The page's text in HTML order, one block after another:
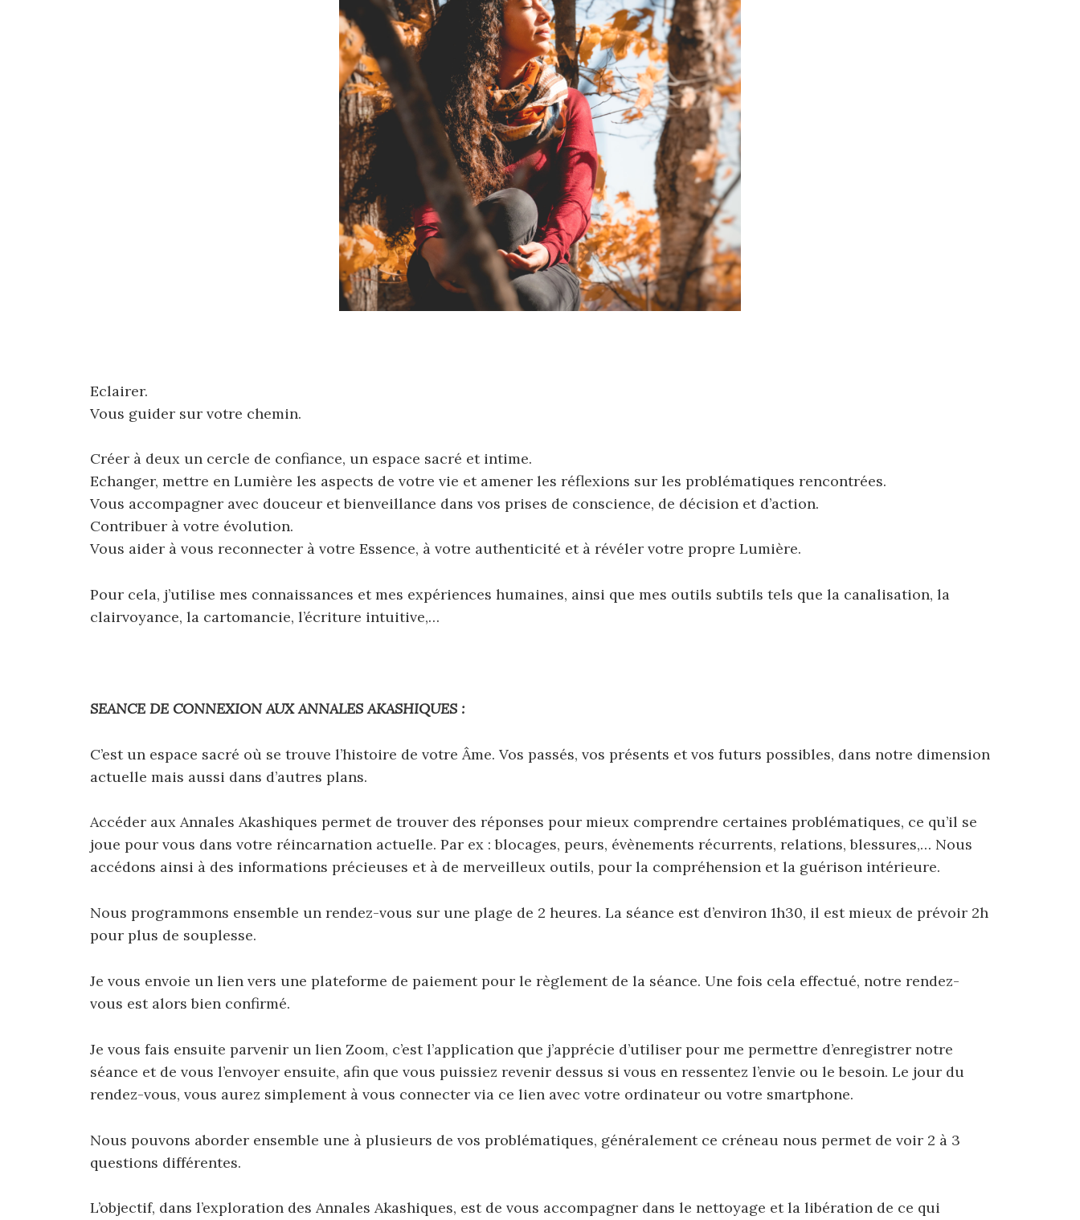
Eclairer.
Vous guider sur votre chemin.
Créer à deux un cercle de confiance, un espace sacré et intime.
Echanger, mettre en Lumière les aspects de votre vie et amener les réflexions sur les problématiques rencontrées.
Vous accompagner avec douceur et bienveillance dans vos prises de conscience, de décision et d’action.
Contribuer à votre évolution.
Vous aider à vous reconnecter à votre Essence, à votre authenticité et à révéler votre propre Lumière.
Pour cela, j’utilise mes connaissances et mes expériences humaines, ainsi que mes outils subtils tels que la canalisation, la
clairvoyance, la cartomancie, l’écriture intuitive,…
SEANCE DE CONNEXION AUX ANNALES AKASHIQUES :
C’est un espace sacré où se trouve l’histoire de votre Âme. Vos passés, vos présents et vos futurs possibles, dans notre dimension
actuelle mais aussi dans d’autres plans.
Accéder aux Annales Akashiques permet de trouver des réponses pour mieux comprendre certaines problématiques, ce qu’il se
joue pour vous dans votre réincarnation actuelle. Par ex : blocages, peurs, évènements récurrents, relations, blessures,… Nous
accédons ainsi à des informations précieuses et à de merveilleux outils, pour la compréhension et la guérison intérieure.
Nous programmons ensemble un rendez-vous sur une plage de 2 heures. La séance est d’environ 1h30, il est mieux de prévoir 2h
pour plus de souplesse.
Je vous envoie un lien vers une plateforme de paiement pour le règlement de la séance. Une fois cela effectué, notre rendez-
vous est alors bien confirmé.
Je vous fais ensuite parvenir un lien Zoom, c’est l’application que j’apprécie d’utiliser pour me permettre d’enregistrer notre
séance et de vous l’envoyer ensuite, afin que vous puissiez revenir dessus si vous en ressentez l’envie ou le besoin. Le jour du
rendez-vous, vous aurez simplement à vous connecter via ce lien avec votre ordinateur ou votre smartphone.
Nous pouvons aborder ensemble une à plusieurs de vos problématiques, généralement ce créneau nous permet de voir 2 à 3
questions différentes.
L’objectif, dans l’exploration des Annales Akashiques, est de vous accompagner dans le nettoyage et la libération de ce qui